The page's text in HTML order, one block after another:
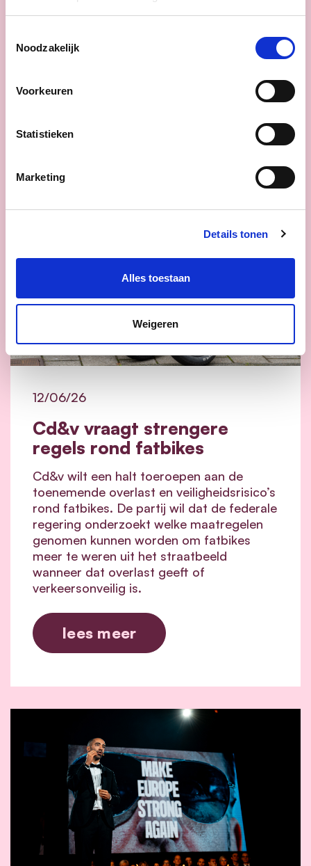
Noodzakelijk
Voorkeuren
Statistieken
Marketing
Details tonen
Alles toestaan
Weigeren
valt heel ons zorgsysteem in elkaar.Als
mantelzorgers daarom niet alleen meer
Cd&v vraagt strengere
regels rond fatbikes
12/06/26
Cd&v wilt een halt toeroepen aan de
toenemende overlast en veiligheidsrisico’s
rond fatbikes. De partij wil dat de federale
regering onderzoekt welke maatregelen
genomen kunnen worden om fatbikes
meer te weren uit het straatbeeld
wanneer dat overlast geeft of
verkeersonveilig is.
lees meer